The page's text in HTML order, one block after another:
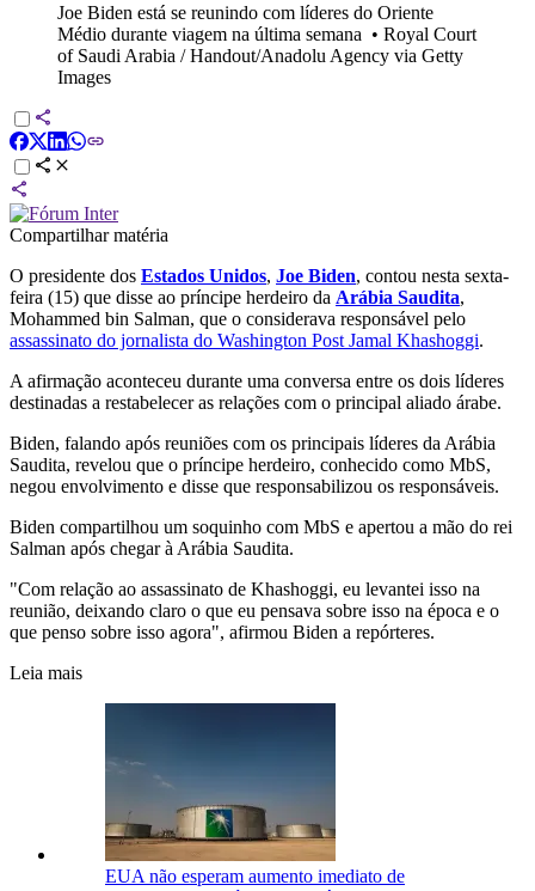
Joe Biden está se reunindo com líderes do Oriente
Médio durante viagem na última semana • Royal Court
of Saudi Arabia / Handout/Anadolu Agency via Getty
Images
Compartilhar matéria
O presidente dos Estados Unidos, Joe Biden, contou nesta sexta-
feira (15) que disse ao príncipe herdeiro da Arábia Saudita,
Mohammed bin Salman, que o considerava responsável pelo
assassinato do jornalista do Washington Post Jamal Khashoggi.
A afirmação aconteceu durante uma conversa entre os dois líderes
destinadas a restabelecer as relações com o principal aliado árabe.
Biden, falando após reuniões com os principais líderes da Arábia
Saudita, revelou que o príncipe herdeiro, conhecido como MbS,
negou envolvimento e disse que responsabilizou os responsáveis.
Biden compartilhou um soquinho com MbS e apertou a mão do rei
Salman após chegar à Arábia Saudita.
"Com relação ao assassinato de Khashoggi, eu levantei isso na
reunião, deixando claro o que eu pensava sobre isso na época e o
que penso sobre isso agora", afirmou Biden a repórteres.
Leia mais
EUA não esperam aumento imediato de